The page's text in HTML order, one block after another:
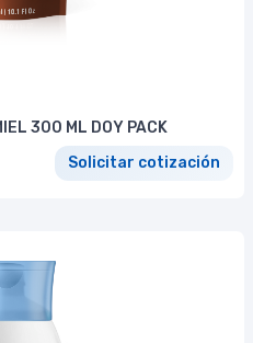
300 ML DOY PACK
Solicitar cotización